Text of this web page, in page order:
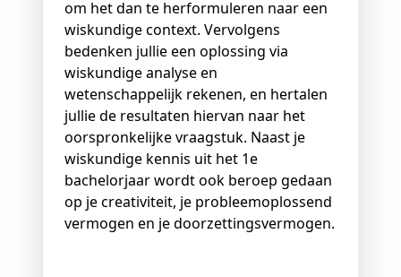
om het dan te herformuleren naar een
wiskundige context. Vervolgens
bedenken jullie een oplossing via
wiskundige analyse en
wetenschappelijk rekenen, en hertalen
jullie de resultaten hiervan naar het
oorspronkelijke vraagstuk. Naast je
wiskundige kennis uit het 1e
bachelorjaar wordt ook beroep gedaan
op je creativiteit, je probleemoplossend
vermogen en je doorzettingsvermogen.